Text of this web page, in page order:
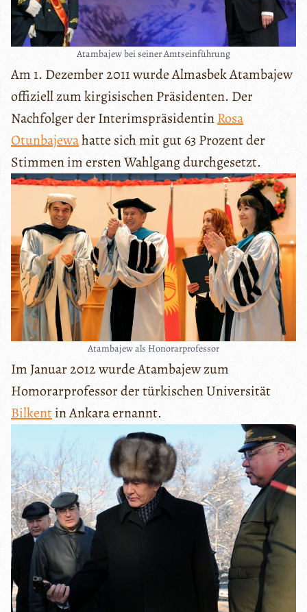
Atambajew bei seiner Amtseinführung
Am 1. Dezember 2011 wurde Almasbek Atambajew
offiziell zum kirgisischen Präsidenten. Der
Nachfolger der InterimspräsidentinRosa
Otunbajewahatte sich mit gut 63 Prozent der
Stimmen im ersten Wahlgang durchgesetzt.
Atambajew als Honorarprofessor
Im Januar 2012 wurde Atambajew zum
Homorarprofessor der türkischen Universität
Bilkentin Ankara ernannt.